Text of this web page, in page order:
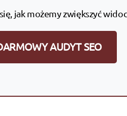
jak możemy zwiększyć
AUDYT SEO